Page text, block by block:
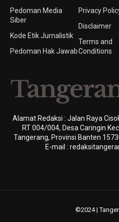
Pedoman Media
Siber
Kode Etik Jurnalistik
Pedoman Hak Jawab
Privacy
Disclaimer
Terms and
Conditions
Alamat Redaksi : Jalan Raya
RT 004/004, Desa Caringin
Tangerang, Provinsi Banten
E-mail :
©2024 |